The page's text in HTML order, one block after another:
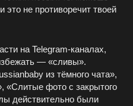
это не противоречит твоей
на Telegram-каналах,
— «сливы».
из тёмного чата»,
«Слитые фото с закрытого
действительно были